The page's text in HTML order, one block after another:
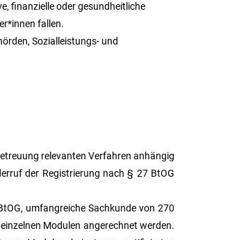
finanzielle oder gesundheitliche
fallen.
Sozialleistungs- und
relevanten Verfahren anhängig
der Registrierung nach § 27 BtOG
umfangreiche Sachkunde von 270
Modulen angerechnet werden.